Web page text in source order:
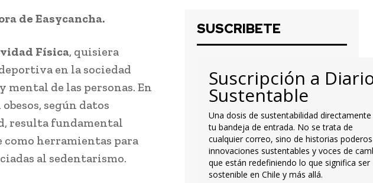
de Easycancha.
Física, quisiera
en la sociedad
de las personas. En
según datos
resulta fundamental
herramientas para
al sedentarismo.
SUSCRIBETE
Suscripción a
Sustentable
Una dosis de sustentabilidad
tu bandeja de entrada. No se trata de
cualquier correo, sino de historias
innovaciones sustentables y voces de
que están redefiniendo lo que significa ser
sostenible en Chile y más allá.